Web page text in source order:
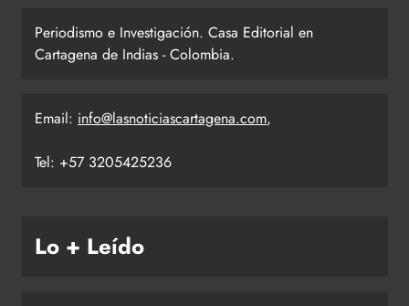
Periodismo e Investigación. Casa Editorial en
Cartagena de Indias - Colombia.
Email: info@lasnoticiascartagena.com,
Tel: +57 3205425236
Lo + Leído